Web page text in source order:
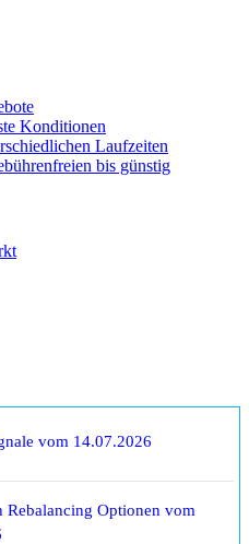
Konditionen
Laufzeiten
bis günstig
vom 14.07.2026
Rebalancing Optionen vom